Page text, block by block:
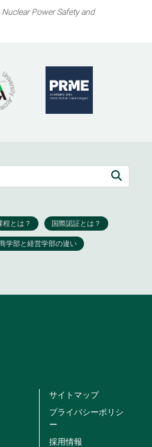
Nuclear Power Safety and
サイトマップ
プライバシーポリシ
ー
採用情報